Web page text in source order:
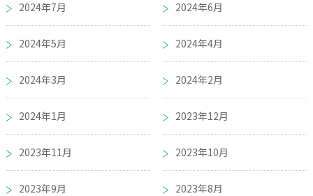
2024年7月 2024年6月
2024年5月 2024年4月
2024年3月 2024年2月
2024年1月 2023年12月
2023年11月 2023年10月
2023年9月 2023年8月